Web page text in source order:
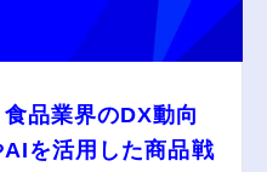
品業界のDX動向
を活用した商品戦